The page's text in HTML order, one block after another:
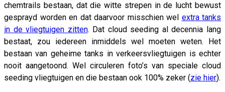
chemtrails bestaan, dat die witte strepen in de lucht bewust
gesprayd worden en dat daarvoor misschien wel extra tanks
in de vliegtuigen zitten. Dat cloud seeding al decennia lang
bestaat, zou iedereen inmiddels wel moeten weten. Het
bestaan van geheime tanks in verkeersvliegtuigen is echter
nooit aangetoond. Wel circuleren foto’s van speciale cloud
seeding vliegtuigen en die bestaan ook 100% zeker (zie hier).